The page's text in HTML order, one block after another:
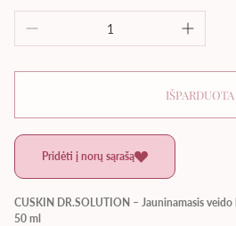
IŠPARDUOTA
Pridėti į norų sąrašą
CUSKIN DR.SOLUTION – Jauninamasis
50 ml